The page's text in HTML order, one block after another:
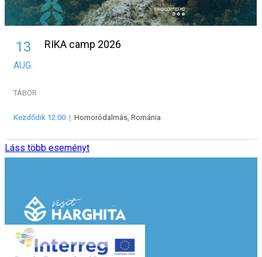
13
AUG.
RIKA camp 2026
TÁBOR
Kezdődik 12:00 | Homoródalmás, Románia
Láss több eseményt